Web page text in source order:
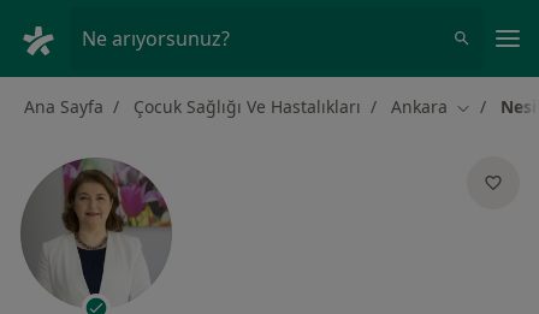
Ne arıyorsunuz?
Ana Sayfa Çocuk Sağlığı Ve Hastalıkları Ankara Şehir